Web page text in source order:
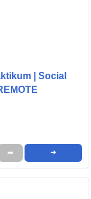
| Social
➦ ➜